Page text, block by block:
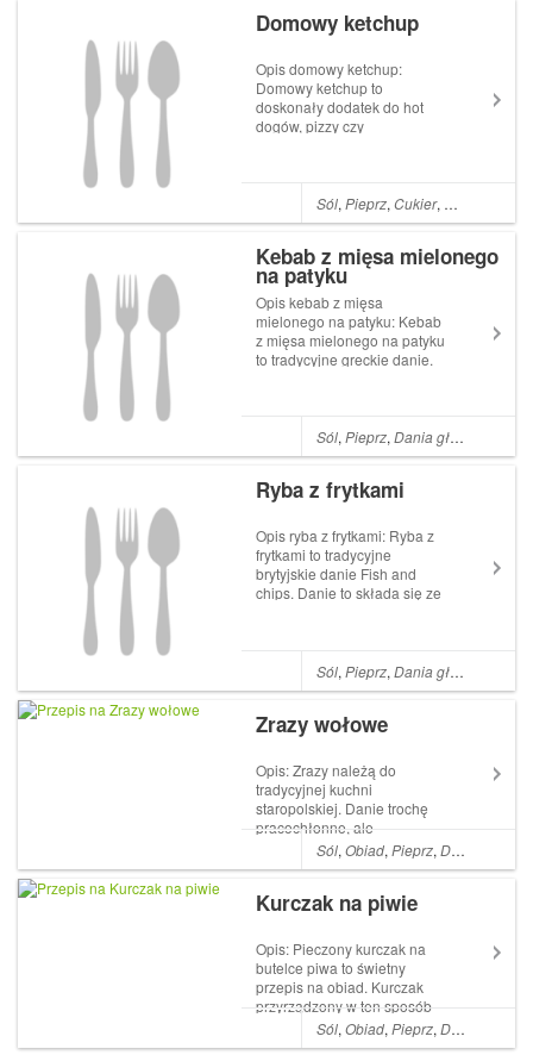
był...
Domowy ketchup
Opis domowy ketchup:
Domowy ketchup to
doskonały dodatek do hot
dogów, pizzy czy
zdrowszego przyrządzonego
samemu. Wtedy znamy
używamy. Czy wiesz, ż...
Sól,Pieprz,Cukier, Oliwa z
Kebab z mięsa mielonego
na patyku
Opis kebab z mięsa
mielonego na patyku: Kebab
z mięsa mielonego na patyku
to tradycyjne greckie danie.
nazywane grecką koftą.
Ważny dodatkiem są mocne i
Sól,Pieprz,Dania główne
Ryba z frytkami
Opis ryba z frytkami: Ryba z
frytkami to tradycyjne
brytyjskie danie Fish and
chips. Danie to składa się ze
frytek. Fish and chips często
podawane jest na wynos,
Sól,Pieprz,Dania główne
Zrazy wołowe
Opis: Zrazy należą do
tradycyjnej kuchni
staropolskiej. Danie trochę
pracochłonne, ale
jednocześnie tak smaczne, że
warto mu poświęcić tyle
odświętnie na naszym stole
pojawiały się półmiski zrazów
wołowych zawijanych z
ogórkiem i...
Sól,Obiad,Pieprz,Dania główne
Kurczak na piwie
Opis: Pieczony kurczak na
butelce piwa to świetny
przepis na obiad. Kurczak
przyrządzony w ten sposób
jest soczysty i smaczny. Nie
wymaga dużego nakładu
Sól,Obiad,Pieprz,Dania główne